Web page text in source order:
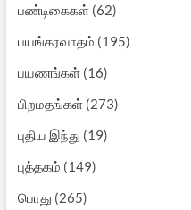
பண்டிகைகள்(62)
பயங்கரவாதம் (195)
பயணங்கள்(16)
பிறமதங்கள்(273)
புதிய இந்து (19)
புத்தகம் (149)
பொது (265)